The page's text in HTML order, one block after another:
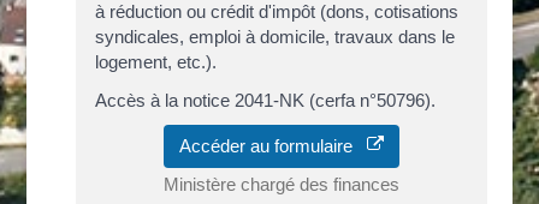
à réduction ou crédit d'impôt (dons, cotisations
syndicales, emploi à domicile, travaux dans le
logement, etc.).
Accès à la notice 2041-NK (cerfa n°50796).
Accéder au formulaire
Ministère chargé des finances